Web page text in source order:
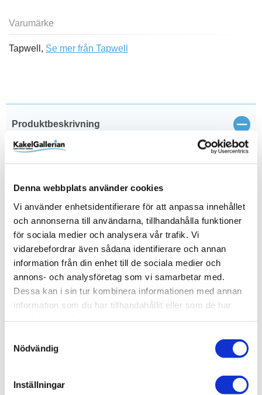
Denna webbplats använder cookies
Vi använder enhetsidentifierare för att anpassa innehållet
och annonserna till användarna, tillhandahålla funktioner
för sociala medier och analysera vår trafik. Vi
vidarebefordrar även sådana identifierare och annan
information från din enhet till de sociala medier och
annons- och analysföretag som vi samarbetar med.
Dessa kan i sin tur kombinera informationen med annan
information som du har tillhandahållit eller som de har
Nödvändig
Inställningar
Varumärke
Tapwell, Se mer från Tapwell
Produktbeskrivning Stäng
Produktinformation
9423472-TW
Dokument
Tapwell/dokument/Teknisk ritning () 9423472-TW-1.pdf
Tapwell/dokument/Teknisk ritning () 9423472-TW-2.pdf
Relaterade kategorier